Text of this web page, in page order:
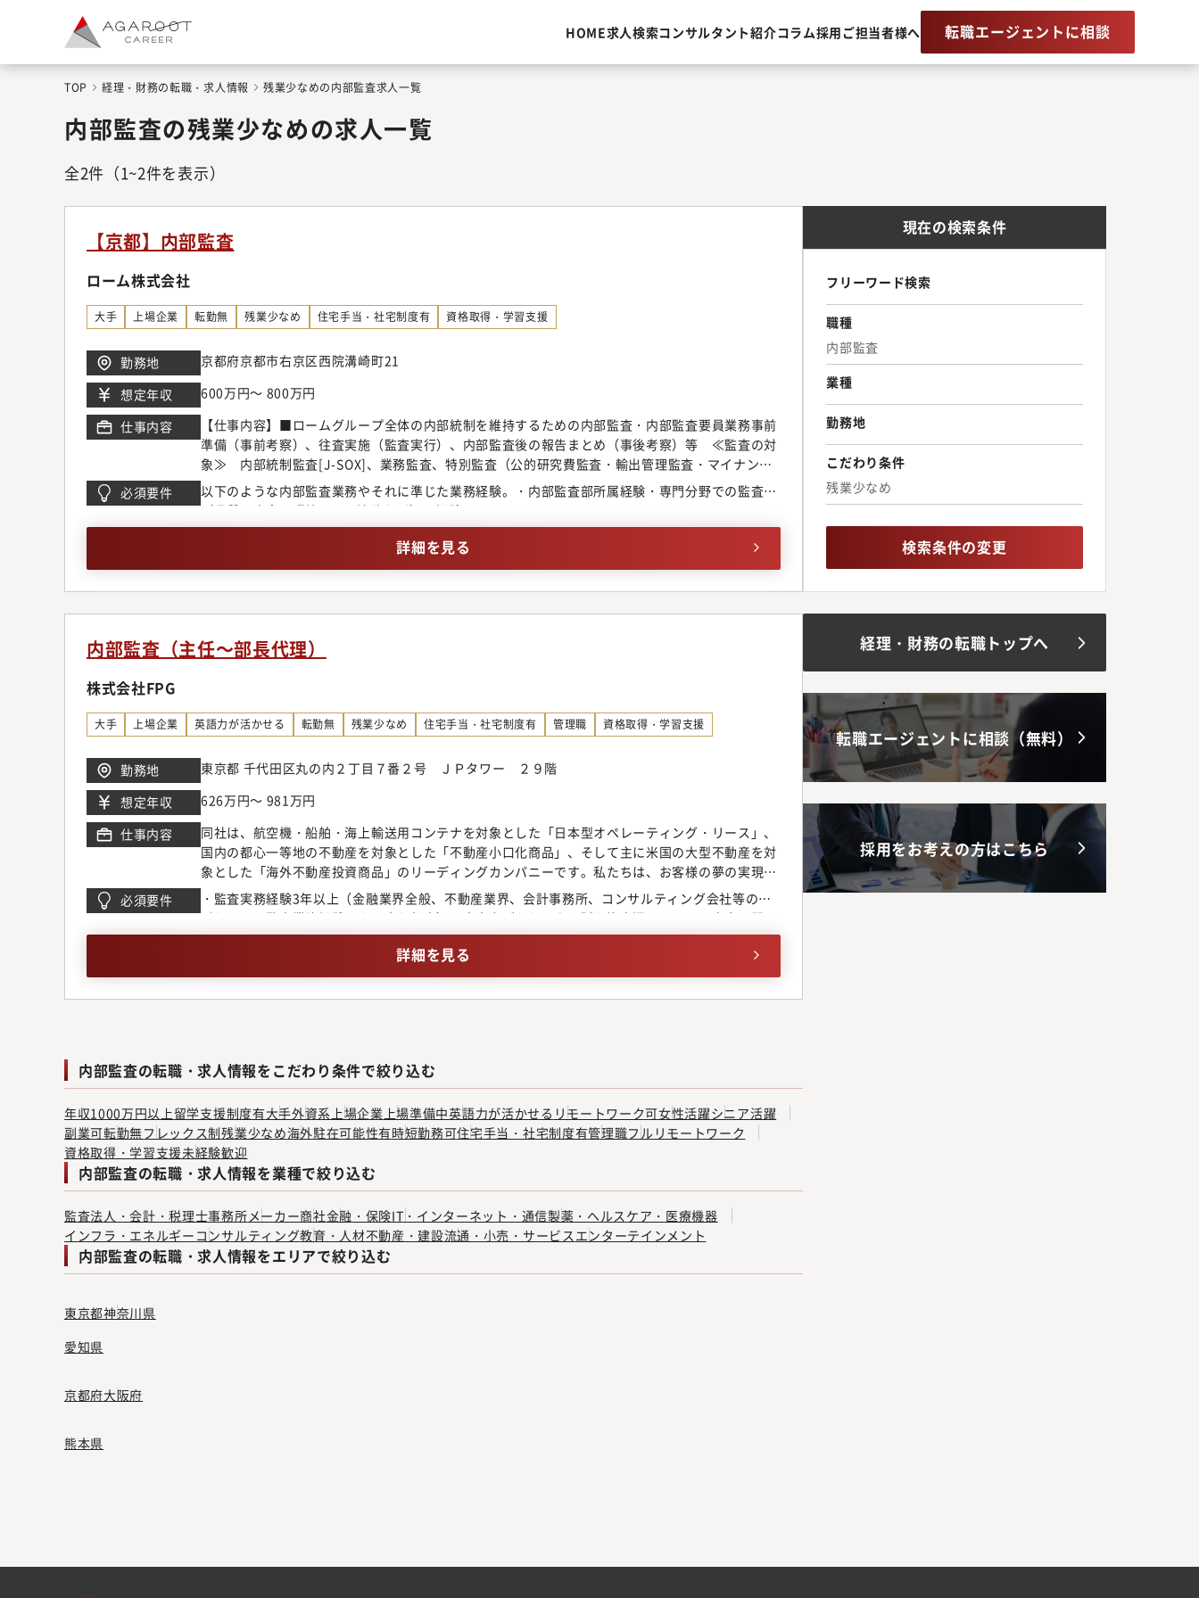
HOME求人検索コンサルタント紹介コラム採用ご担当者様へ 転職エージェントに相談
TOP 経理・財務の転職・求人情報 残業少なめの内部監査求人一覧
内部監査の残業少なめの求人一覧
全2件 （1~2件を表示）
【京都】内部監査
ローム株式会社
大手 上場企業 転勤無 残業少なめ 住宅手当・社宅制度有 資格取得・学習支援
勤務地
京都府京都市右京区西院溝崎町21
想定年収
600万円～ 800万円
仕事内容
【仕事内容】■ロームグループ全体の内部統制を維持するための内部監査・内部監査要員業務事前
準備（事前考察）、往査実施（監査実行）、内部監査後の報告まとめ（事後考察）等 ≪監査の対
象≫ 内部統制監査[J-SOX]、業務監査、特別監査（公的研究費監査・輸出管理監査・マイナン
バー監査）等・業務監査のテーマ検討・調整など・内部監査体制の強化改善【配属部門のミッショ
ン】業務の効率化を高めてあらゆるリスクを低減する監査を実行し続け、的確な助言により改善を
推進する。1.不正に繋がる可能性のあるシステムやルールをロームグループの問題として正す。2.
監査を通じて従業員のコンプライアンス意識を向上する。3.社会に信頼される会社であることを公
には内部監査部や他部門の責任者としてキャリアアップの可能性もございます。【ポジションの魅
力】・内部監査部の実動リーダーとして会社に貢献できるポジションであり、会社の全体のガバナ
アルと最新の職場環境での業務）で、明るく洗練された職場環境です。
必須要件
以下のような内部監査業務やそれに準じた業務経験。・内部監査部所属経験・専門分野での監査
（品質・安全・環境・IT・法務など）の経験
詳細を見る
内部監査（主任～部長代理）
株式会社FPG
大手 上場企業 英語力が活かせる 転勤無 残業少なめ 住宅手当・社宅制度有 管理職 資格取得・学習支援
勤務地
東京都 千代田区丸の内２丁目７番２号 ＪＰタワー ２９階
想定年収
626万円～ 981万円
仕事内容
同社は、航空機・船舶・海上輸送用コンテナを対象とした「日本型オペレーティング・リース」、
国内の都心一等地の不動産を対象とした「不動産小口化商品」、そして主に米国の大型不動産を対
象とした「海外不動産投資商品」のリーディングカンパニーです。私たちは、お客様の夢の実現を
サポートするファイナンシャルパートナーとして、お客さまの多様なニーズに応える金融商品と
サービスを提供しています。【業務概要】「経営に資する監査」をミッションに、事業ポートフォ
リオ（当社およびグループ会社）に係る管理態勢をカバーする内部監査業務全般を幅広く遂行頂き
ます。●業務監査（監査プログラム策定、監査実施、改善提案実施、監査報告作成、取締役会・監
会社（FPG信託、FPG証券、オンリーユーエア、AND ART）および海外グループ会社（アイルラン
ド）【部門人数】60歳前後の男性3名
必須要件
・監査実務経験3年以上（金融業界全般、不動産業界、会計事務所、コンサルティング会社等のい
ずれかでの監査業務経験のある方を想定）・文章力があり、人の話を注意深く、かつ、素直に聞く
ことができ、面談メモなどで正確な記録を作成できる人
詳細を見る
現在の検索条件
フリーワード検索
職種
内部監査
業種
勤務地
こだわり条件
残業少なめ
検索条件の変更
経理・財務の転職トップへ
転職エージェントに相談（無料）
採用をお考えの方はこちら
内部監査の転職・求人情報をこだわり条件で絞り込む
年収1000万円以上留学支援制度有大手外資系 上場企業 上場準備中英語力が活かせる リモートワーク可女性活躍シニア活躍
副業可転勤無フレックス制残業少なめ海外駐在可能性有時短勤務可住宅手当・社宅制度有管理職フルリモートワーク
資格取得・学習支援未経験歓迎
内部監査の転職・求人情報を業種で絞り込む
監査法人・会計・税理士事務所メーカー商社金融・保険IT・インターネット・通信製薬・ヘルスケア・医療機器
インフラ・エネルギー コンサルティング教育・人材不動産・建設流通・小売・サービス エンターテインメント
内部監査の転職・求人情報をエリアで絞り込む
東京都神奈川県
愛知県
京都府大阪府
熊本県